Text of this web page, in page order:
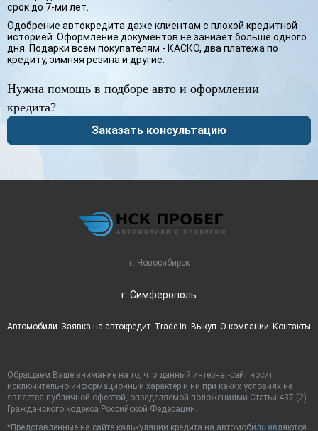
срок до 7-ми лет.
Одобрение автокредита даже клиентам с плохой кредитной
историей. Оформление документов не заниает больше одного
дня. Подарки всем покупателям - КАСКО, два платежа по
кредиту, зимняя резина и другие.
Нужна помощь в подборе авто и оформлении
кредита?
Заказать консультацию
г. Новосибирск
г. Симферополь
Автомобили Заявка на автокредит Trade In Выкуп О компании Контакты
Обращаем Ваше внимание на то, что данный интернет-сайт носит
исключительно информационный характер и ни при каких условиях не
является публичной офертой, определяемой положениями Статьи 437 (2)
Гражданского кодекса Российской Федерации.
*Представленные на сайте калькуляции кредита на автомобиль являются